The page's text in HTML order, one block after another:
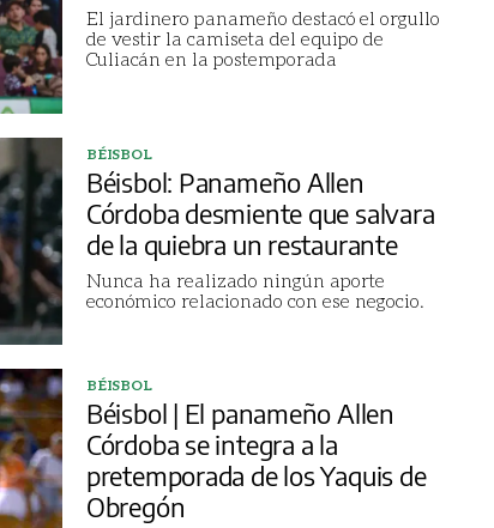
El jardinero panameño destacó el orgullo
de vestir la camiseta del equipo de
Culiacán en la postemporada
BÉISBOL
Béisbol: Panameño Allen
Córdoba desmiente que salvara
de la quiebra un restaurante
Nunca ha realizado ningún aporte
económico relacionado con ese negocio.
BÉISBOL
Béisbol | El panameño Allen
Córdoba se integra a la
pretemporada de los Yaquis de
Obregón